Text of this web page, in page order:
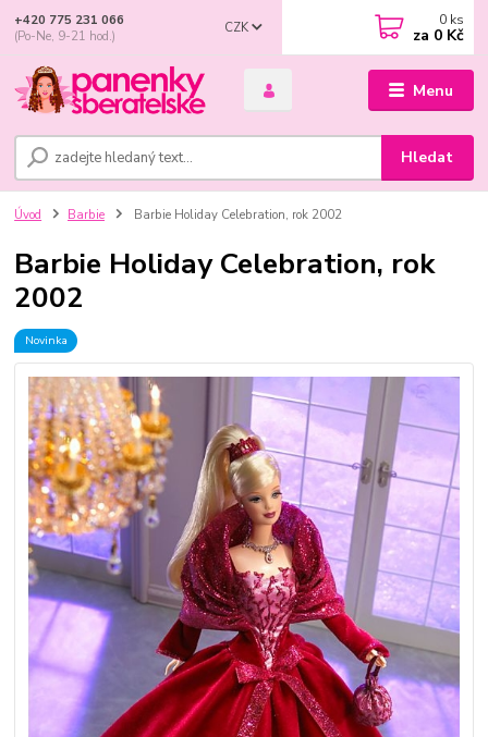
Menu
CZK
Hledat
+420 775 231 066
(Po-Ne, 9-21 hod.)
0 ks
za 0 Kč
Úvod Barbie Barbie Holiday Celebration, rok 2002
Barbie Holiday Celebration, rok
2002
Novinka